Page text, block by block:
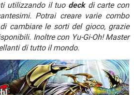
utilizzando il tuo deckdi carte con
Potrai creare varie combo
cambiare le sorti del gioco, grazie
Inoltre con Yu-Gi-Oh! Master
di tutto il mondo.